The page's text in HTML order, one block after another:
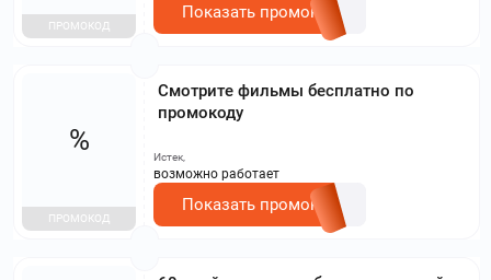
ПРОМОКОД
Показать промокод
Смотрите фильмы бесплатно по
промокоду
%
ПРОМОКОД
Истек,
возможно работает
Показать промокод